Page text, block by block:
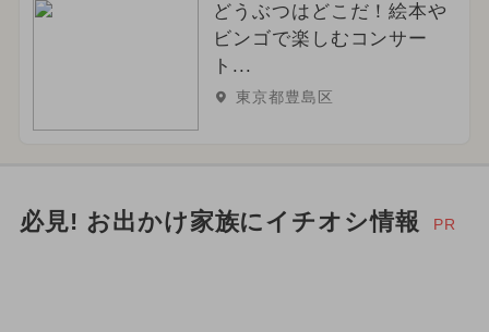
どうぶつはどこだ！絵本や
ビンゴで楽しむコンサー
ト...
東京都豊島区
必見! お出かけ家族にイチオシ情報 PR